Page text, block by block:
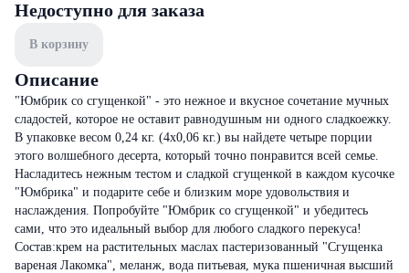
Недоступно для заказа
В корзину
Описание
"Юмбрик со сгущенкой" - это нежное и вкусное сочетание мучных
сладостей, которое не оставит равнодушным ни одного сладкоежку.
В упаковке весом 0,24 кг. (4х0,06 кг.) вы найдете четыре порции
этого волшебного десерта, который точно понравится всей семье.
Насладитесь нежным тестом и сладкой сгущенкой в каждом кусочке
"Юмбрика" и подарите себе и близким море удовольствия и
наслаждения. Попробуйте "Юмбрик со сгущенкой" и убедитесь
сами, что это идеальный выбор для любого сладкого перекуса!
Состав:крем на растительных маслах пастеризованный "Сгущенка
вареная Лакомка", меланж, вода питьевая, мука пшеничная высший